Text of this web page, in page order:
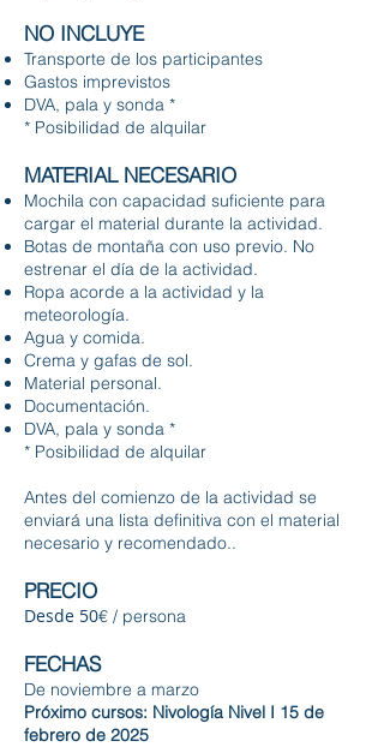
NO INCLUYE
Transporte de los participantes
Gastos imprevistos
DVA, pala y sonda *
* Posibilidad de alquilar
MATERIAL NECESARIO
Mochila con capacidad suficiente para
cargar el material durante la actividad.
Botas de montaña con uso previo. No
estrenar el día de la actividad.
Ropa acorde a la actividad y la
meteorología.
Agua y comida.
Crema y gafas de sol.
Material personal.
Documentación.
DVA, pala y sonda *
* Posibilidad de alquilar
Antes del comienzo de la actividad se
enviará una lista definitiva con el material
necesario y recomendado..
PRECIO
Desde 50€ / persona
FECHAS
De noviembre a marzo
Próximo cursos: Nivología Nivel I 15 de
febrero de 2025